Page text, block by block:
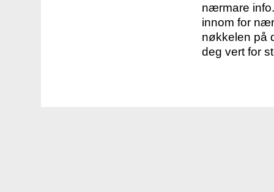
nærmare
innom for
nøkkelen på
deg vert for